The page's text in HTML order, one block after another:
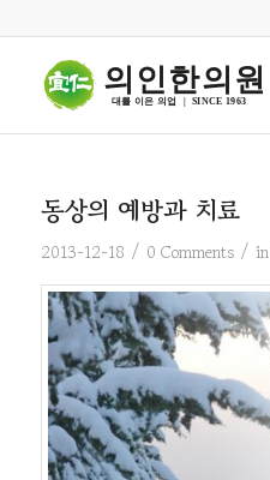
의인한의원
대를 이은 의업  |  SINCE 1963
동상의 예방과 치료
2013-12-18 / 0 Comments / in